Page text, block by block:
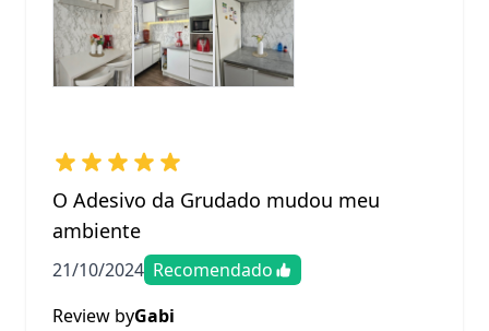
O Adesivo da Grudado mudou meu
ambiente
21/10/2024 Recomendado
Review byGabi